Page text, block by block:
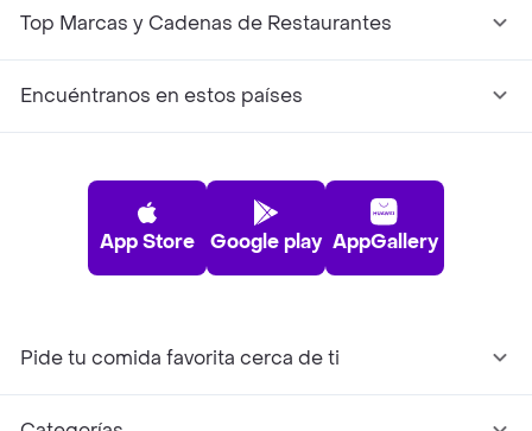
Top Marcas y Cadenas de Restaurantes
Encuéntranos en estos países
App Store Google play AppGallery
Pide tu comida favorita cerca de ti